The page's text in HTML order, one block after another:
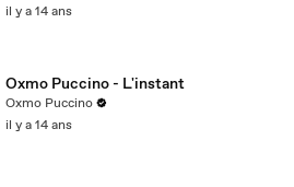
il y a 14 ans
Oxmo Puccino - L'instant
Oxmo Puccino
il y a 14 ans